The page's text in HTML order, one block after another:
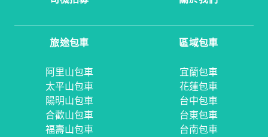
旅途包車
阿里山包車
太平山包車
陽明山包車
合歡山包車
福壽山包車
區域包車
宜蘭包車
花蓮包車
台中包車
台東包車
台南包車